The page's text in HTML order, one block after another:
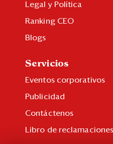
Legal y Política
Ranking CEO
Blogs
Servicios
Eventos corporativos
Publicidad
Contáctenos
Libro de reclamaciones